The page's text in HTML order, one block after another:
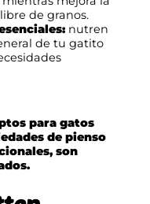
de granos.
nutren
de tu gatito
para gatos
de pienso
son